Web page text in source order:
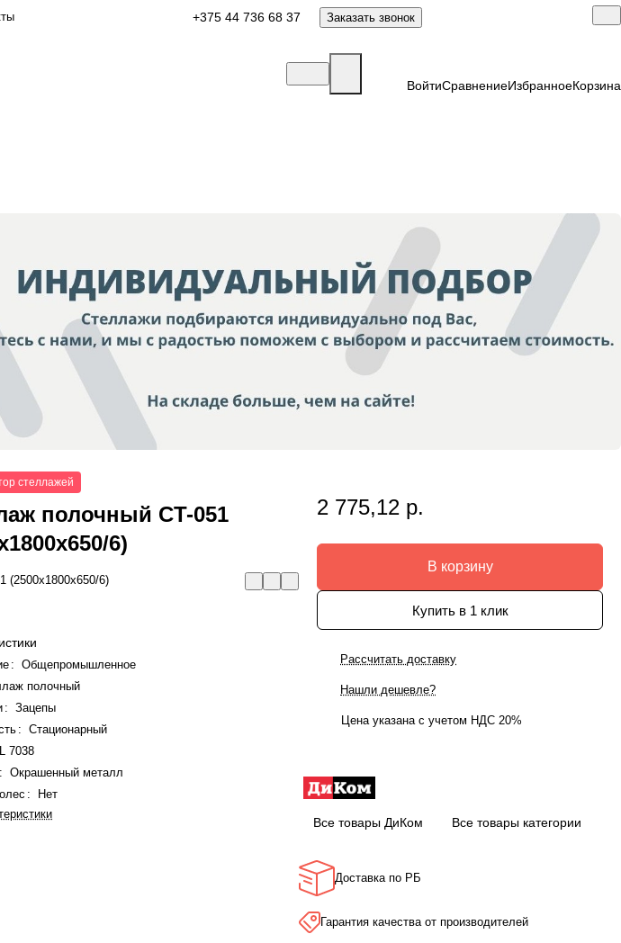
+375 44 736 68 37 Заказать звонок
ВойтиСравнениеИзбранноеКорзина
стеллажей
полочный СT-051
6)
(2500x1800x650/6)
:
Общепромышленное
полочный
:
Зацепы
:
Стационарный
7038
:
Окрашенный металл
:
Нет
2 775,12 р.
В корзину
Купить в 1 клик
Рассчитать доставку
Нашли дешевле?
Цена указана с учетом НДС 20%
Все товары ДиКом Все товары категории
Доставка по РБ
Гарантия качества от производителей